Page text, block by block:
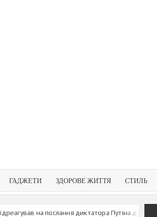
ГАДЖЕТИ ЗДОРОВЕ ЖИТТЯ СТИЛЬ
на послання диктатора Путіна до росіян